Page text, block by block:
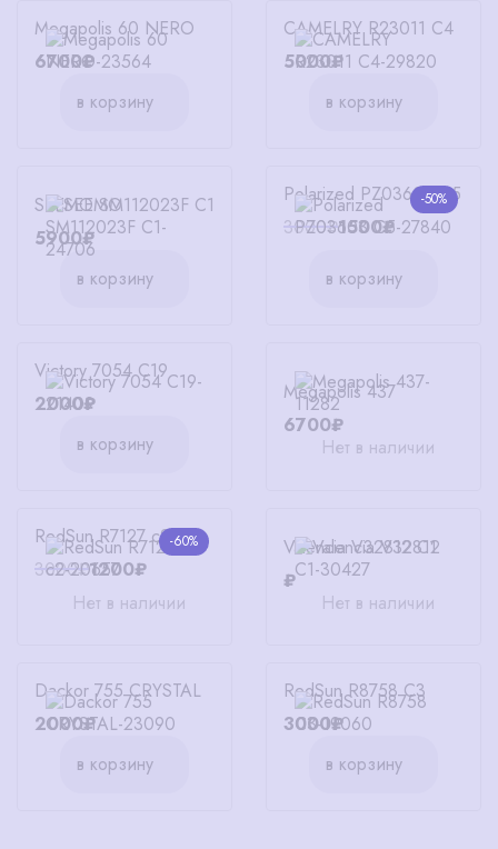
Megapolis 60 NERO
6700₽
в корзину
CAMELRY R23011 C4
5000₽
в корзину
SEEMO SM112023F C1
5900₽
в корзину
-50%
Polarized PZ03603 C5
3000₽1500₽
в корзину
Victory 7054 C19
2000₽
в корзину
Megapolis 437
6700₽
Нет в наличии
-60%
RedSun R7127 c2
3000₽1200₽
Нет в наличии
Valencia V32812 C1
₽
Нет в наличии
Dackor 755 CRYSTAL
2000₽
в корзину
RedSun R8758 C3
3000₽
в корзину